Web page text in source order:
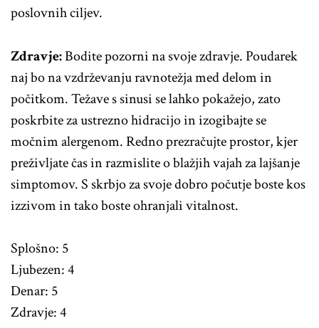
poslovnih ciljev.
Zdravje:Bodite pozorni na svoje zdravje. Poudarek
naj bo na vzdrževanju ravnotežja med delom in
počitkom. Težave s sinusi se lahko pokažejo, zato
poskrbite za ustrezno hidracijo in izogibajte se
močnim alergenom. Redno prezračujte prostor, kjer
preživljate čas in razmislite o blažjih vajah za lajšanje
simptomov. S skrbjo za svoje dobro počutje boste kos
izzivom in tako boste ohranjali vitalnost.
Splošno: 5
Ljubezen: 4
Denar: 5
Zdravje: 4